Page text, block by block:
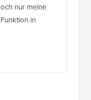
nur meine
in